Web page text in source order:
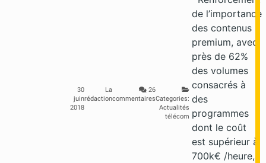
30
juin
2018
La
rédaction
26
commentairesCategories:
Actualités
télécom
de l’importance
des contenus
premium, avec
près de 62%
des volumes
consacrés à
des
programmes
dont le coût
est supérieur à
700k€ /heure,